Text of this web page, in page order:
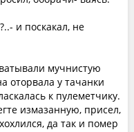
и поскакал, не
мучнистую
оторвала у тачанки
к пулеметчику.
измазанную, присел,
да так и помер